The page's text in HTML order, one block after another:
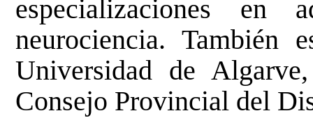
especializaciones en
neurociencia. También
Universidad de
Consejo Provincial del